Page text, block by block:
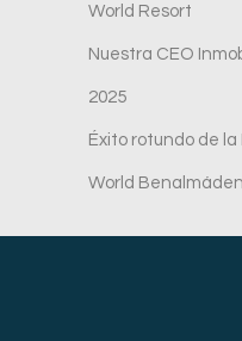
World Resort
Nuestra CEO
2025
Éxito rotundo de
World